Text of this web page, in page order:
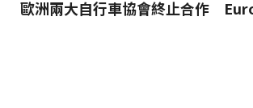
歐洲兩大自行車協會終止合作